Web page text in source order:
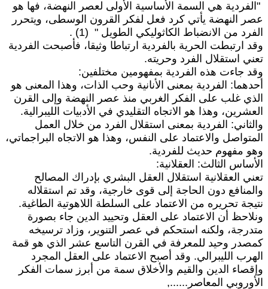
هي السمة الأساسية الأولى لعصر النهضة، فها هو
النهضة يأتي كرد فعل لفكر القرون الوسطى، ويتحرر
من الانضباط الكاثوليكي الطويل " (1)
.
ارتبطت الحرية بالفردية ارتباطا وثيقا، فأصبحت الفردية
استقلال الفرد وحريته.
جاءت هذه الفردية بمفهومين مختلفين:
الفردية بمعنى الأنانية وحب الذات، وهذا المعنى هو
غلب على الفكر الغربي منذ عصر النهضة وإلى القرن
وهذا هو الاتجاه التقليدي في الأدبيات الليبرالية.
الفردية بمعنى استقلال الفرد من خلال العمل
والاعتماد على النفس، وهذا هو الاتجاه البراجماتي،
مفهوم حديث للفردية.
الثالث: العقلانية:
العقلانية استقلال العقل البشري بإدراك المصالح
دون الحاجة إلى قوى خارجية، وقد تم استقلاله
تحريره من الاعتماد على السلطة اللاهوتية الطاغية.
أن الاعتماد على العقل وتحييد الدين جاء بصورة
ولكنه استحكم في عصر التنوير، وزاد ترسيخه
وحيد للمعرفة في القرن التاسع عشر الذي هو قمة
الليبرالي. وقد أصبح الاعتماد على العقل المجرد
الدين والقيم والأخلاق سمة من أبرز سمات الفكر
المعاصر......,